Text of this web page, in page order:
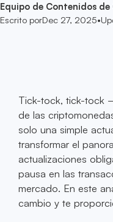
Equipo de Contenidos de
Escrito porDec 27, 2025•
Tick-tock, tick-tock
de las
solo una simple
transformar el
actualizaciones
pausa en las
mercado. En este
cambio y te